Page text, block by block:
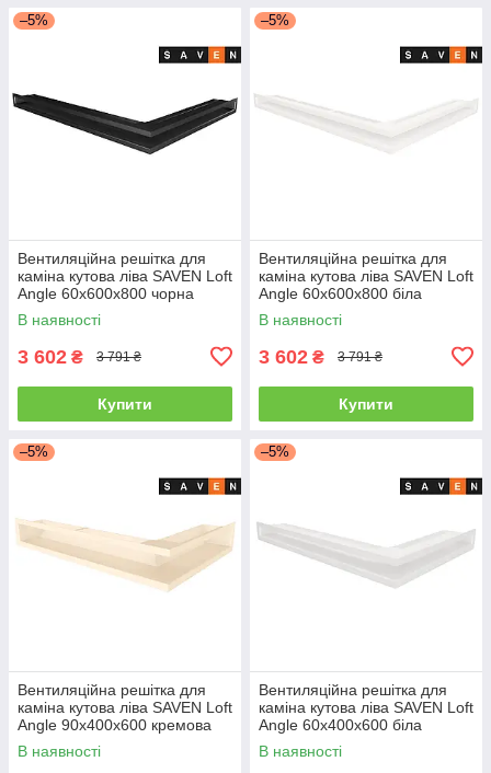
–5%
Вентиляційна решітка для
каміна кутова ліва SAVEN Loft
Angle 60х600х800 чорна
В наявності
3 602 ₴ 3 791 ₴
Купити
–5%
Вентиляційна решітка для
каміна кутова ліва SAVEN Loft
Angle 60х600х800 біла
В наявності
3 602 ₴ 3 791 ₴
Купити
–5%
Вентиляційна решітка для
каміна кутова ліва SAVEN Loft
Angle 90х400х600 кремова
В наявності
–5%
Вентиляційна решітка для
каміна кутова ліва SAVEN Loft
Angle 60х400х600 біла
В наявності